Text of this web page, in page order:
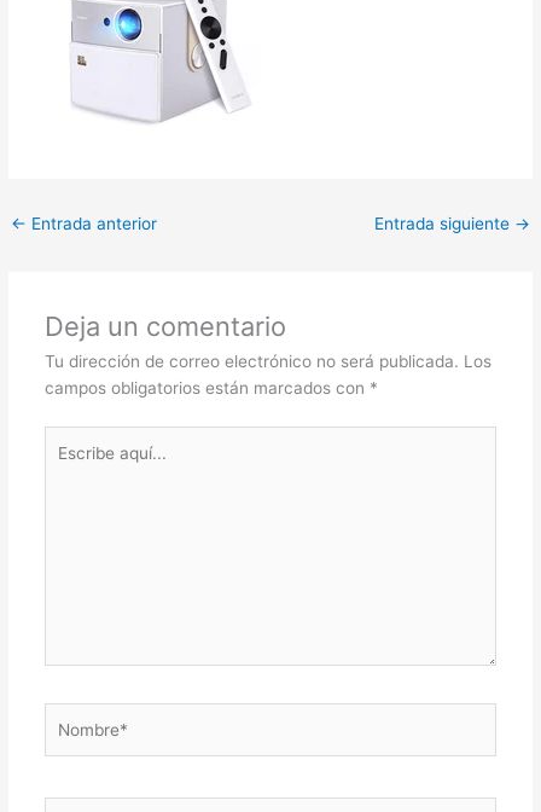
← Entrada anterior Entrada siguiente →
Deja un comentario
Tu dirección de correo electrónico no será publicada. Los
campos obligatorios están marcados con *
aquí...